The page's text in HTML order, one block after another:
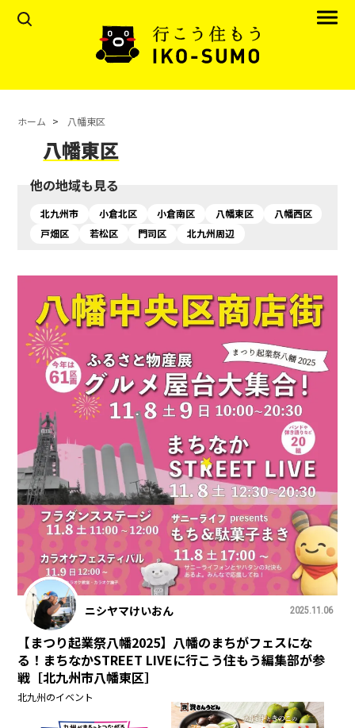
ホーム 八幡東区
八幡東区
他の地域も見る
北九州市 小倉北区 小倉南区 八幡東区
八幡西区
戸畑区
若松区 門司区 北九州周辺
ニシヤマけいおん 2025.11.06
【まつり起業祭八幡2025】八幡のまちがフェスにな
る！まちなかSTREET LIVEに行こう住もう編集部が参
戦［北九州市八幡東区］
北九州のイベント